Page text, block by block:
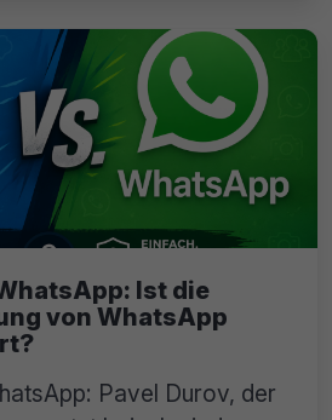
Ist die
von WhatsApp
Pavel Durov, der